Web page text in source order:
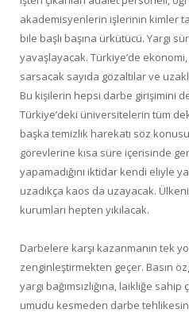
akademisyenlerin işlerinin kimler
bile başlı başına ürkütücü. Yargı
yavaşlayacak. Türkiye’de
sarsacak sayıda gözaltılar ve
Bu kişilerin hepsi darbe girişimini
Türkiye’deki üniversitelerin tüm
başka temizlik harekatı söz
görevlerine kısa süre içerisinde
yapamadığını iktidar kendi eliyle
uzadıkça kaos da uzayacak.
kurumları hepten yıkılacak.
Darbelere karşı kazanmanın tek
zenginleştirmekten geçer. Basın
yargı bağımsızlığına, laikliğe
umudu kesmeden darbe tehlikesini